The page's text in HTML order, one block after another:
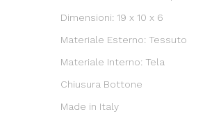
Dimensioni: 19 x 10 x 6
Materiale Esterno: Tessuto
Materiale Interno: Tela
Chiusura Bottone
Made in Italy